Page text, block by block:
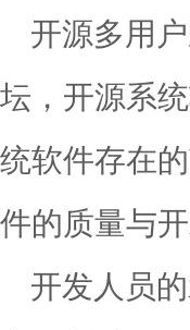
开源多用户
坛，开源系
统软件存在
件的质量与
开发人员的